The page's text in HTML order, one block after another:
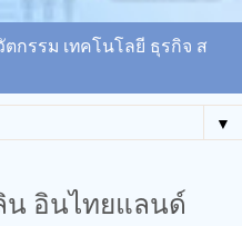
กรรม เทคโนโลยี ธุรกิจ ส
▼
อินไทยแลนด์